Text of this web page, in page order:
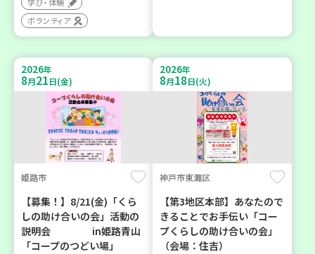
学び・体験
ボランティア
2026年
8月21日(金)
姫路市
【募集！】8/21(金)「くら
しの助け合いの会」活動の
説明会 in姫路青山
「コープのつどい場」
2026年
8月18日(火)
神戸市東灘区
【第3地区本部】あなたので
きることでお手伝い「コー
プくらしの助け合いの会」
（会場：住吉）